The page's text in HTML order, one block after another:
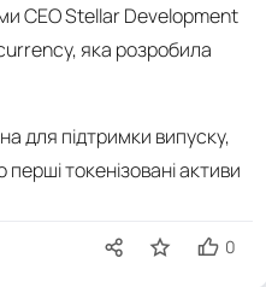
CEO Stellar Development
яка розробила
для підтримки випуску,
токенізовані активи
0